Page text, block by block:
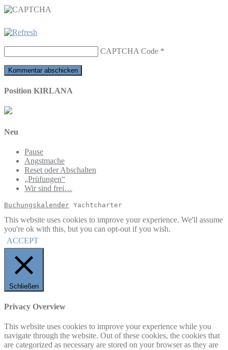
CAPTCHA Code *
Position KIRLANA
Neu
Pause
Angstmache
Reset oder Abschalten
„Prüfungen“
Wir sind frei…
Buchungskalender Yachtcharter
This website uses cookies to improve your experience. We'll assume
you're ok with this, but you can opt-out if you wish.
ACCEPT
Schließen
Privacy Overview
This website uses cookies to improve your experience while you
navigate through the website. Out of these cookies, the cookies that
are categorized as necessary are stored on your browser as they are